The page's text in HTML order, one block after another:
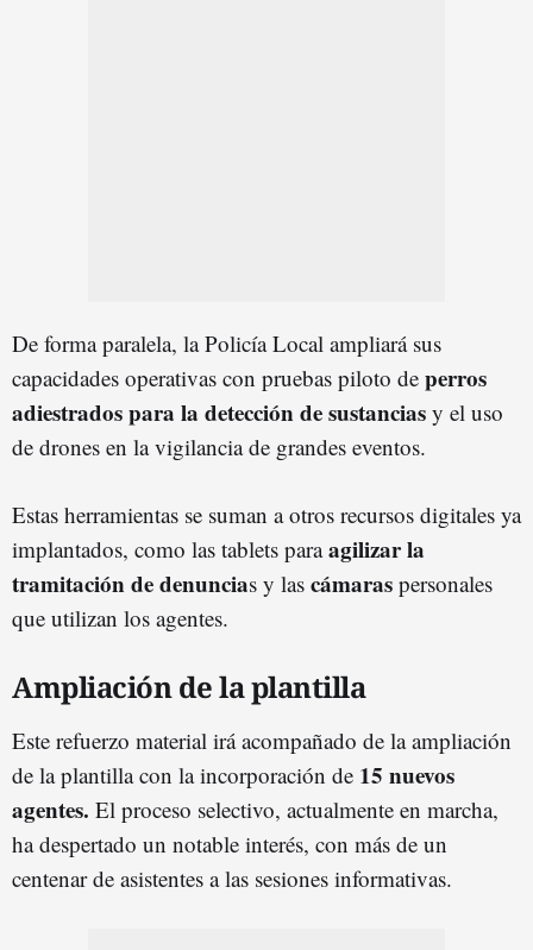
De forma paralela, la Policía Local ampliará sus
capacidades operativas con pruebas piloto de perros
adiestrados para la detección de sustancias y el uso
de drones en la vigilancia de grandes eventos.
Estas herramientas se suman a otros recursos digitales ya
implantados, como las tablets paraagilizar la
tramitación de denuncias y las cámaras personales
que utilizan los agentes.
Ampliación de la plantilla
Este refuerzo material irá acompañado de la ampliación
de la plantilla con la incorporación de 15 nuevos
agentes. El proceso selectivo, actualmente en marcha,
ha despertado un notable interés, con más de un
centenar de asistentes a las sesiones informativas.